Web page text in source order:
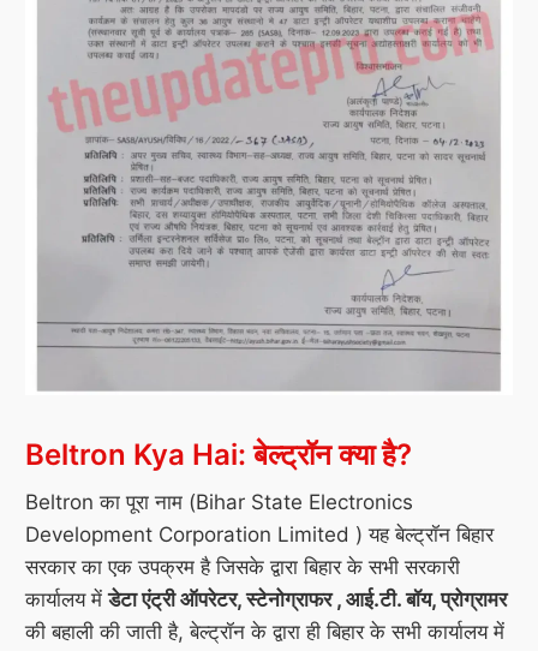
Beltron Kya Hai: बेल्ट्रॉन क्या है?
Beltron का पूरा नाम (Bihar State Electronics
Development Corporation Limited ) यह बेल्ट्रॉन बिहार
सरकार का एक उपक्रम है जिसके द्वारा बिहार के सभी सरकारी
कार्यालय मेंडेटा एंट्री ऑपरेटर, स्टेनोग्राफर , आई.टी. बॉय, प्रोग्रामर
की बहाली की जाती है, बेल्ट्रॉन के द्वारा ही बिहार के सभी कार्यालय में